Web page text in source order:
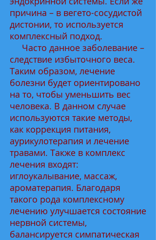
причина – в вегето-сосудистой
дистонии, то используется
комплексный подход.
Часто данное заболевание –
следствие избыточного веса.
Таким образом, лечение
болезни будет ориентировано
на то, чтобы уменьшить вес
человека. В данном случае
используются такие методы,
как коррекция питания,
аурикулотерапия и лечение
травами. Также в комплекс
лечения входят:
иглоукалывание, массаж,
ароматерапия. Благодаря
такого рода комплексному
лечению улучшается состояние
нервной системы,
балансируется симпатическая